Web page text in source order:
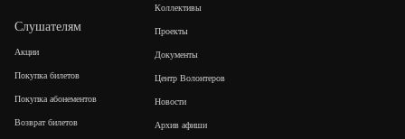
Слушателям
Акции
Покупка билетов
Покупка абонементов
Возврат билетов
Коллективы
Проекты
Документы
Центр Волонтеров
Новости
Архив афиши